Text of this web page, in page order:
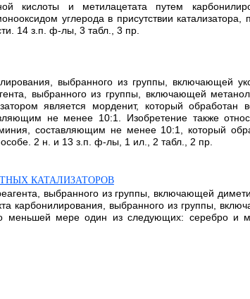
кислоты и метилацетата путем
углерода в присутствии катализатора,
14 з.п. ф-лы, 3 табл., 3 пр.
выбранного из группы, включающей
выбранного из группы, включающей
является морденит, который обработан
не менее 10:1. Изобретение также
составляющим не менее 10:1, который
2 н. и 13 з.п. ф-лы, 1 ил., 2 табл., 2 пр.
КАТАЛИЗАТОРОВ
выбранного из группы, включающей
карбонилирования, выбранного из группы,
меньшей мере один из следующих: серебро и